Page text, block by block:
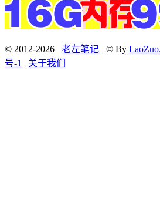
© 2012-2026 老左笔记 © By
号-1 | 关于我们